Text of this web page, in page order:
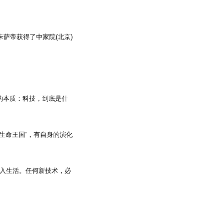
萨帝获得了中家院(北京)
本质：科技，到底是什
命王国”，有自身的演化
生活。任何新技术，必